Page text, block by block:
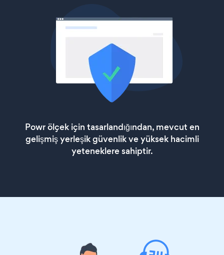
Powr ölçek için tasarlandığından, mevcut en
gelişmiş yerleşik güvenlik ve yüksek hacimli
yeteneklere sahiptir.